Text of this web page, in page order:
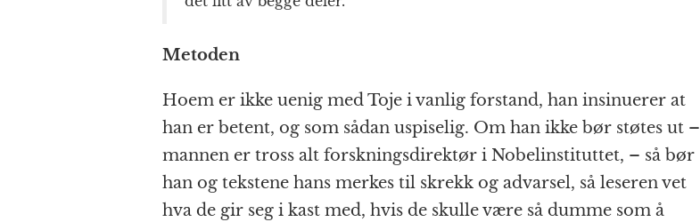
Metoden
Hoem er ikke uenig med Toje i vanlig forstand, han insinuerer at
han er betent, og som sådan uspiselig. Om han ikke bør støtes ut –
mannen er tross alt forskningsdirektør i Nobelinstituttet, – så bør
han og tekstene hans merkes til skrekk og advarsel, så leseren vet
hva de gir seg i kast med, hvis de skulle være så dumme som å